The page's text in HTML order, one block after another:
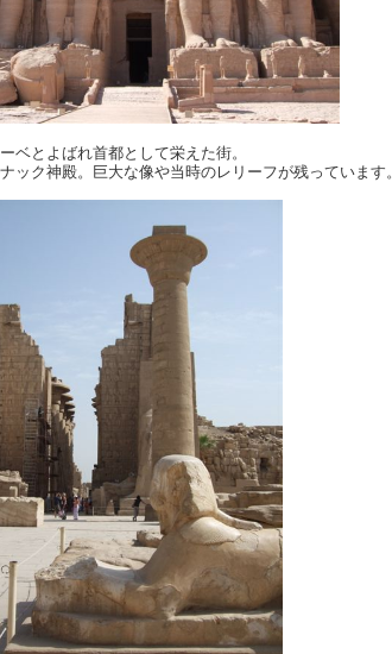
ベとよばれ首都として栄えた街。
ック神殿。巨大な像や当時のレリーフが残っています。